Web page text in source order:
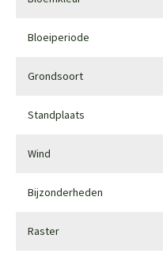
Bloeiperiode
Grondsoort
Standplaats
Wind
Bijzonderheden
Raster